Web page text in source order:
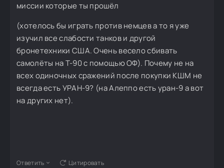
миссии которые ты прошёл
(хотелось бы играть против немцев а то я уже
изучил все слабости танков и другой
бронетехники США. Очень весело сбивать
самолёты на Т-90 с помощью ОФ). Почему не на
всех одиночных сражений после покупки КШМ не
всегда есть УРАН-9? (на Алеппо есть уран-9 а вот
на других нет).
Ответить Цитировать